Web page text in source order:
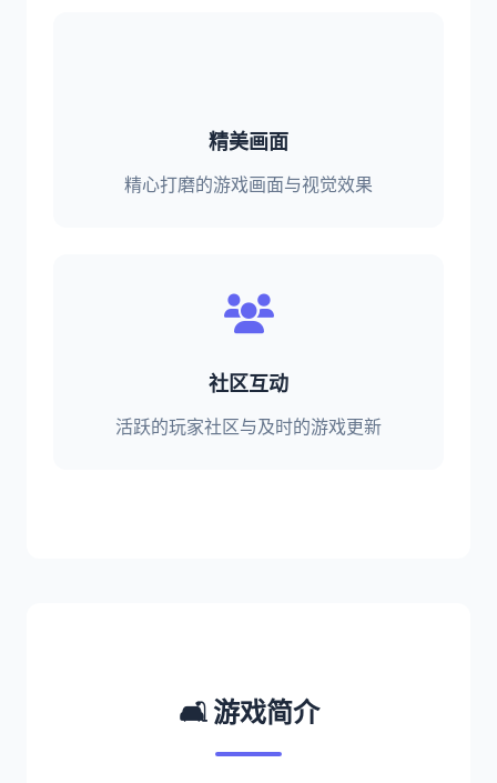
精美画面
精心打磨的游戏画面与视觉效果
社区互动
活跃的玩家社区与及时的游戏更新
🛋️ 游戏简介